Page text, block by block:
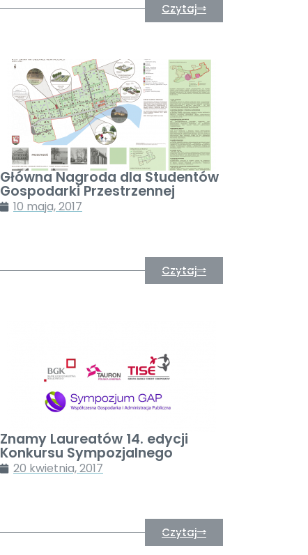
Czytaj
Główna Nagroda dla Studentów
Gospodarki Przestrzennej
10 maja, 2017
Czytaj
Znamy Laureatów 14. edycji
Konkursu Sympozjalnego
20 kwietnia, 2017
Czytaj